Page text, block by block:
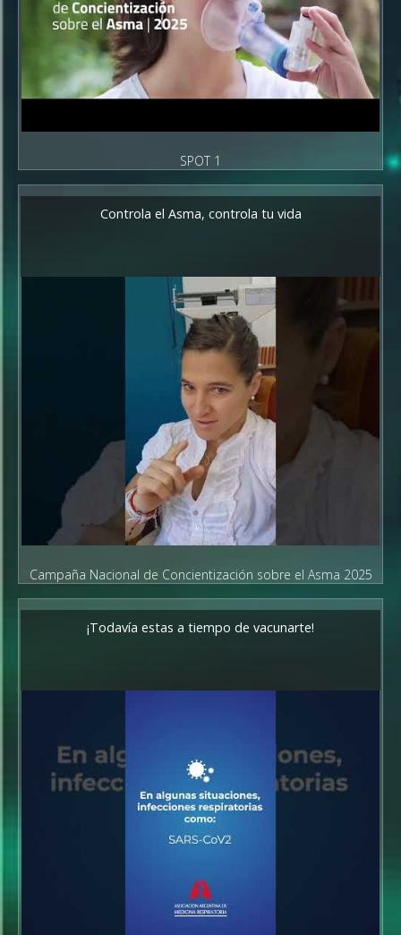
SPOT 1
Controla el Asma, controla tu vida
Campaña Nacional de Concientización sobre el Asma 2025
¡Todavía estas a tiempo de vacunarte!